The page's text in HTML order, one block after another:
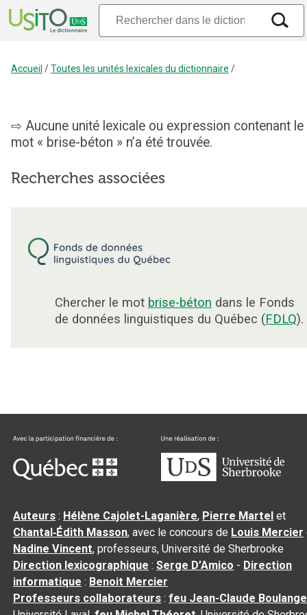
Accueil /Toutes les unités lexicales du dictionnaire /
Aucune unité lexicale ou expression contenant le
mot « brise-béton » n’a été trouvée.
Recherches associées
Chercher le mot brise-béton dans le Fonds
de données linguistiques du Québec (FDLQ).
Auteurs : Hélène Cajolet-Laganière, Pierre Martel et
Chantal‑Édith Masson, avec le concours de Louis Mercier
Nadine Vincent, professeurs, Université de Sherbrooke
Direction lexicographique :Serge D’Amico - Direction
informatique : Benoit Mercier
Professeurs collaborateurs :feu Jean-Claude